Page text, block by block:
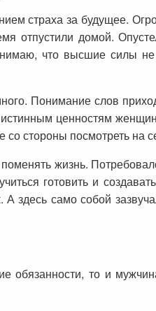
страха за будущее.
отпустили домой.
что высшие силы не
Понимание слов
ценностям
стороны посмотреть на
жизнь.
готовить и
здесь само собой
то и